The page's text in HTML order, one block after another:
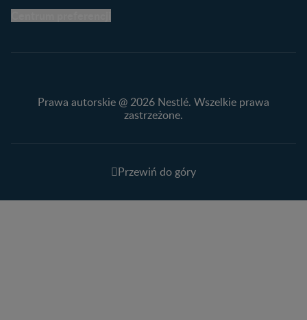
Prawa autorskie @ 2026 Nestlé. Wszelkie prawa
zastrzeżone.
Przewiń do góry